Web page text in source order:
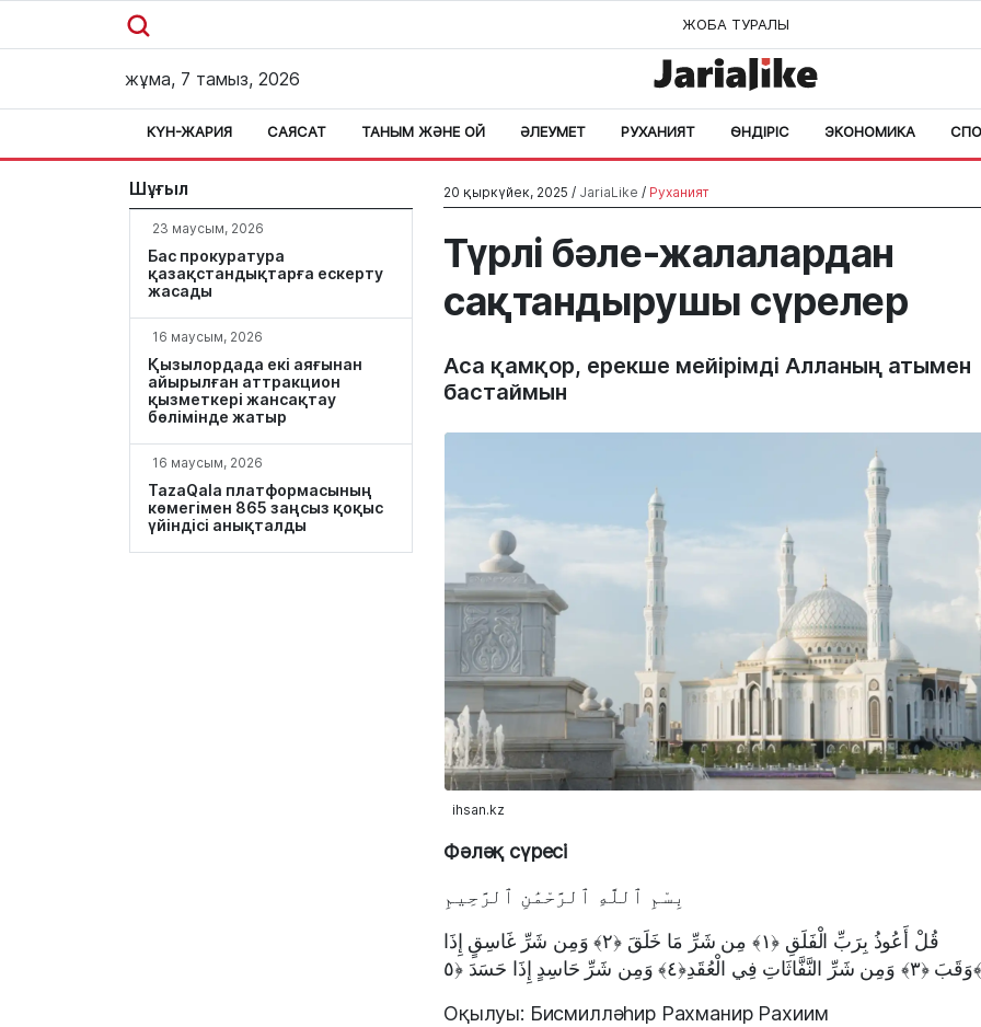
ЖОБА ТУРАЛЫ
жұма, 7 тамыз, 2026
КҮН-ЖАРИЯ САЯСАТ ТАНЫМ ЖӘНЕ ОЙ ӘЛЕУМЕТ РУХАНИЯТ ӨНДІРІС ЭКОНОМИКА
Шұғыл
23 маусым, 2026
Бас прокуратура
қазақстандықтарға ескерту
жасады
16 маусым, 2026
Қызылордада екі аяғынан
айырылған аттракцион
қызметкері жансақтау
бөлімінде жатыр
16 маусым, 2026
TazaQala платформасының
көмегімен 865 заңсыз қоқыс
үйіндісі анықталды
20 қыркүйек, 2025 / JariaLike / Руханият
Түрлі бәле-жалалардан
сақтандырушы сүрелер
Аса қамқор, ерекше мейірімді Алланың атымен
бастаймын
ihsan.kz
Фәләқ сүресі
بِسْمِ ٱللَّهِ ٱلرَّحْمَٰنِ ٱلرَّحِيمِ
قُلْ أَعُوذُ بِرَبِّ الْفَلَقِ ﴿١﴾ مِن شَرِّ مَا خَلَقَ ﴿٢﴾ وَمِن شَرِّ غَاسِقٍ إِذَا
وَقَبَ ﴿٣﴾ وَمِن شَرِّ النَّفَّاثَاتِ فِي الْعُقَدِ﴿٤﴾ وَمِن شَرِّ حَاسِدٍ إِذَا حَسَدَ ﴿٥﴾
Оқылуы: Бисмилләһир Рахманир Рахиим